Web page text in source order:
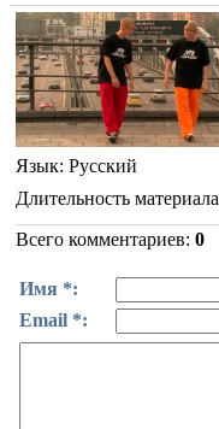
Язык: Русский
Длительность материала
Всего комментариев: 0
Имя *:
Email *: